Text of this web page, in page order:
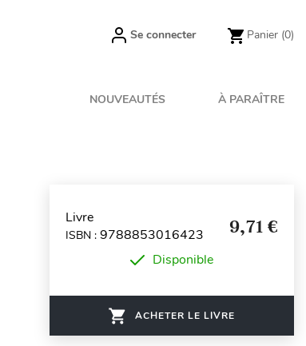
Se connecter Panier (0)
NOUVEAUTÉS À PARAÎTRE
Livre
ISBN : 9788853016423 9,71 €
Disponible
ACHETER LE LIVRE